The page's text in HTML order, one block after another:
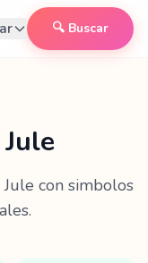
🔍 Buscar
Jule
Jule con simbolos